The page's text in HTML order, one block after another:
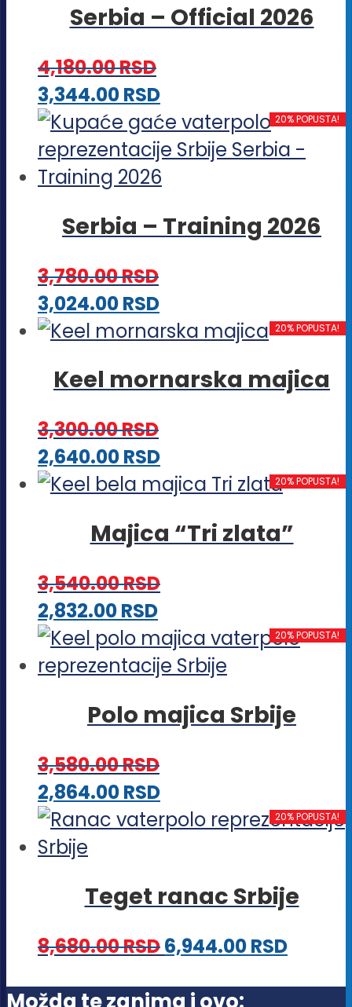
proizvoda.
varijanti.
biti
izabrane
na
stranici
proizvoda.
Serbia – Official 2026
4,180.00RSD
3,344.00RSDOvaj
proizvod
ima
više
Opcije
na
stranici
proizvoda.
20% POPUSTA!
Serbia – Training 2026
3,780.00RSD
3,024.00RSDOvaj
proizvod
više
mogu
biti
izabrane
na
stranici
20% POPUSTA!
Keel mornarska majica
3,300.00RSD
2,640.00RSDOvaj
proizvod
više
Opcije
biti
izabrane
na
stranici
20% POPUSTA!
Majica “Tri zlata”
3,540.00RSD
2,832.00RSDOvaj
proizvod
ima
varijanti.
mogu
biti
izabrane
stranici
proizvoda.
20% POPUSTA!
Polo majica Srbije
3,580.00RSD
2,864.00RSDOvaj
proizvod
varijanti.
mogu
biti
20% POPUSTA!
Teget ranac Srbije
8,680.00RSD6,944.00RSD
Možda te zanima i ovo: